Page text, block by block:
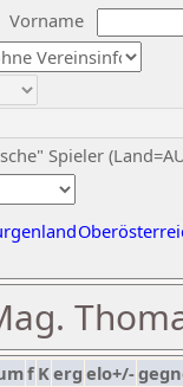
Vorname
Spieler
f Kerg elo+/-